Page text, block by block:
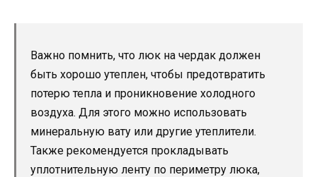
Важно помнить, что люк на чердак должен
быть хорошо утеплен, чтобы предотвратить
потерю тепла и проникновение холодного
воздуха. Для этого можно использовать
минеральную вату или другие утеплители.
Также рекомендуется прокладывать
уплотнительную ленту по периметру люка,